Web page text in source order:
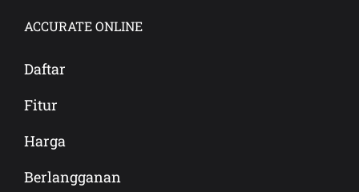
ACCURATE ONLINE
Daftar
Fitur
Harga
Berlangganan